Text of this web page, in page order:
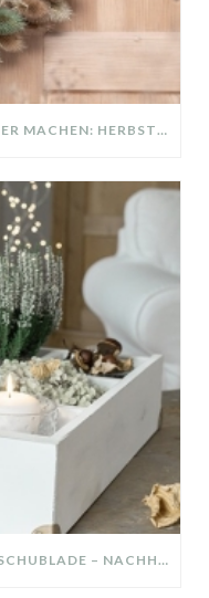
KRANZ AUS WILDEN KARDE SELBER MACHEN: HERBSTDEKO GANZ EINFACH
DIY-DEKO-TABLETT AUS ALTER SCHUBLADE – NACHHALTIGE HERBSTDEKO SELBER MACHEN!